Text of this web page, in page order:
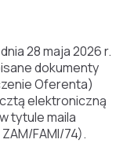
28 maja 2026 r.
dokumenty
Oferenta)
elektroniczną
tytule maila
FAMI/74).